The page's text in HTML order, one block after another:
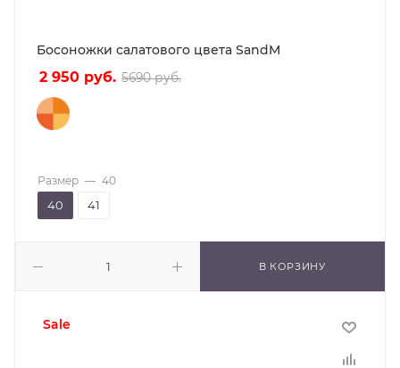
Босоножки салатового цвета SandM
2 950 руб. 5690руб.
В КОРЗИНУ
Размер — 40
40 41
sale